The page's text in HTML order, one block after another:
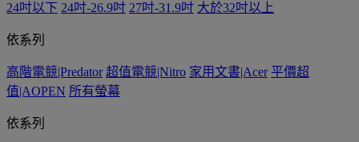
24吋以下 24吋-26.9吋 27吋-31.9吋 大於32吋以上
依系列
高階電競|Predator 超值電競|Nitro 家用文書|Acer 平價超
值|AOPEN 所有螢幕
依系列